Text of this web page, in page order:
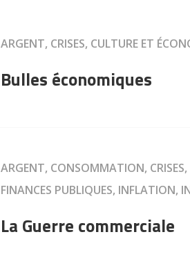
ARGENT, CRISES, CULTURE ET
Bulles économiques
ARGENT, CONSOMMATION,
FINANCES PUBLIQUES, INFLATION,
La Guerre commerciale